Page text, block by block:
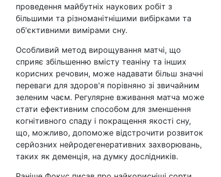
проведення майбутніх наукових робіт з
більшими та різноманітнішими вибірками та
об'єктивними вимірами сну.
Особливий метод вирощування матчі, що
сприяє збільшенню вмісту теаніну та інших
корисних речовин, може надавати більш значні
переваги для здоров'я порівняно зі звичайним
зеленим чаєм. Регулярне вживання матча може
стати ефективним способом для зменшення
когнітивного спаду і покращення якості сну,
що, можливо, допоможе відстрочити розвиток
серйозних нейродегенеративних захворювань,
таких як деменція, на думку дослідників.